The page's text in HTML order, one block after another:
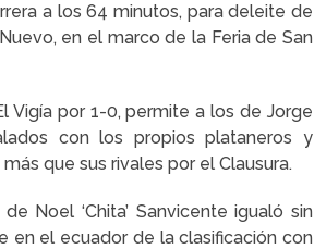
a los 64 minutos, para deleite de
en el marco de la Feria de San
Vigía por 1-0, permite a los de Jorge
con los propios plataneros y
que sus rivales por el Clausura.
Noel ‘Chita’ Sanvicente igualó sin
en el ecuador de la clasificación con